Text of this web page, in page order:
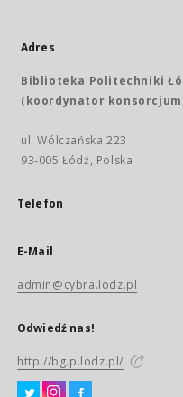
Adres
Biblioteka Politechniki
(koordynator konsorcjum
ul. Wólczańska 223
93-005 Łódź, Polska
Telefon
E-Mail
admin@cybra.lodz.pl
Odwiedź nas!
http://bg.p.lodz.pl/